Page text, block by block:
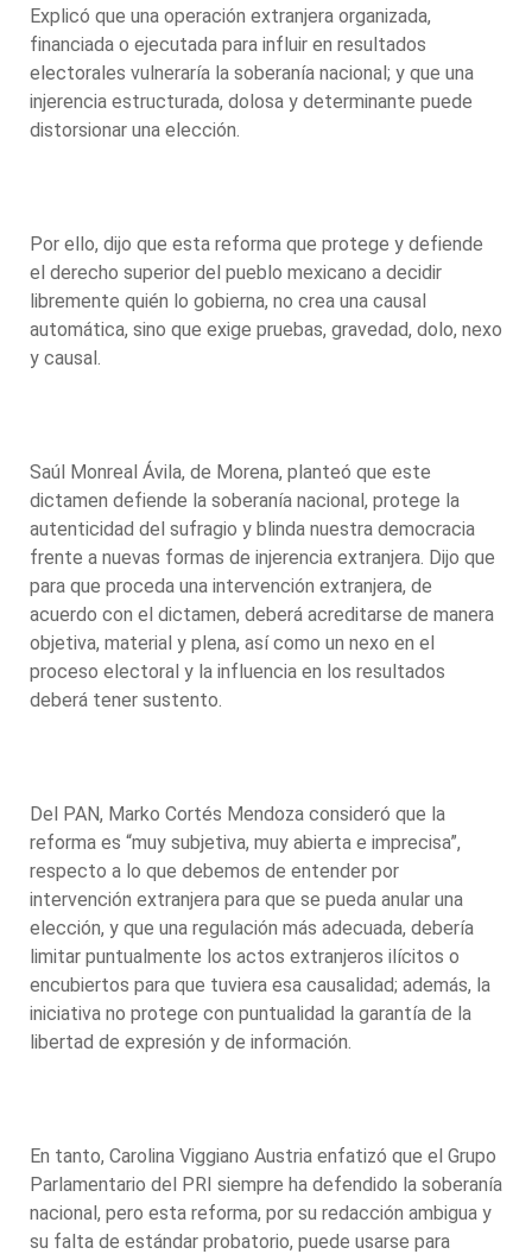
Explicó que una operación extranjera organizada,
financiada o ejecutada para influir en resultados
electorales vulneraría la soberanía nacional; y que una
injerencia estructurada, dolosa y determinante puede
distorsionar una elección.
Por ello, dijo que esta reforma que protege y defiende
el derecho superior del pueblo mexicano a decidir
libremente quién lo gobierna, no crea una causal
automática, sino que exige pruebas, gravedad, dolo, nexo
y causal.
Saúl Monreal Ávila, de Morena, planteó que este
dictamen defiende la soberanía nacional, protege la
autenticidad del sufragio y blinda nuestra democracia
frente a nuevas formas de injerencia extranjera. Dijo que
para que proceda una intervención extranjera, de
acuerdo con el dictamen, deberá acreditarse de manera
objetiva, material y plena, así como un nexo en el
proceso electoral y la influencia en los resultados
deberá tener sustento.
Del PAN, Marko Cortés Mendoza consideró que la
reforma es “muy subjetiva, muy abierta e imprecisa”,
respecto a lo que debemos de entender por
intervención extranjera para que se pueda anular una
elección, y que una regulación más adecuada, debería
limitar puntualmente los actos extranjeros ilícitos o
encubiertos para que tuviera esa causalidad; además, la
iniciativa no protege con puntualidad la garantía de la
libertad de expresión y de información.
En tanto, Carolina Viggiano Austria enfatizó que el Grupo
Parlamentario del PRI siempre ha defendido la soberanía
nacional, pero esta reforma, por su redacción ambigua y
su falta de estándar probatorio, puede usarse para